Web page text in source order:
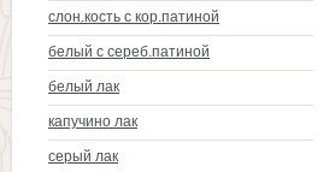
слон.кость с кор.патиной
белый с сереб.патиной
белый лак
капучино лак
серый лак